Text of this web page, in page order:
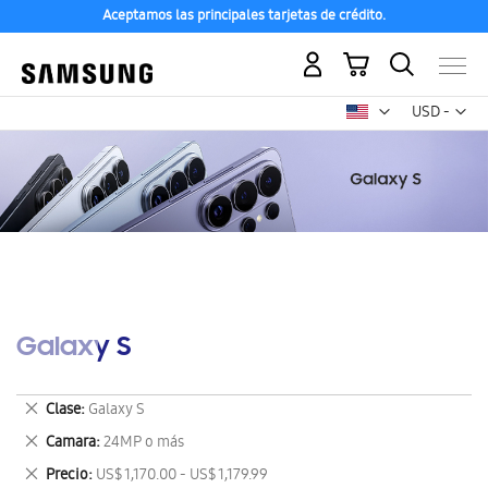
Aceptamos las principales tarjetas de crédito.
USD -
dólar
Mi carrito
Galaxy S
Clase Galaxy S
Eliminar
este
artículo
Camara 24MP o más
Eliminar
este
Precio US$ 1,170.00 - US$ 1,179.99
Eliminar